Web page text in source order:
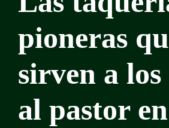
pioneras
sirven a los
al pastor